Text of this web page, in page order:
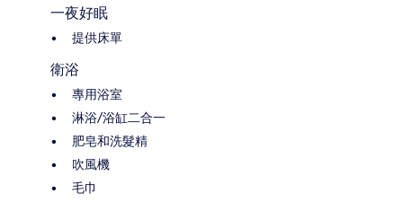
一夜好眠
提供床單
衛浴
專用浴室
淋浴/浴缸二合一
肥皂和洗髮精
吹風機
毛巾